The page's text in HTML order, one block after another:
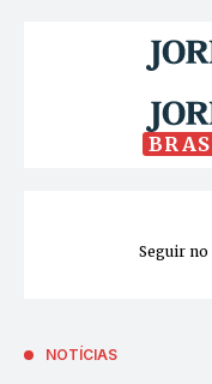
Seguir no
NOTÍCIAS